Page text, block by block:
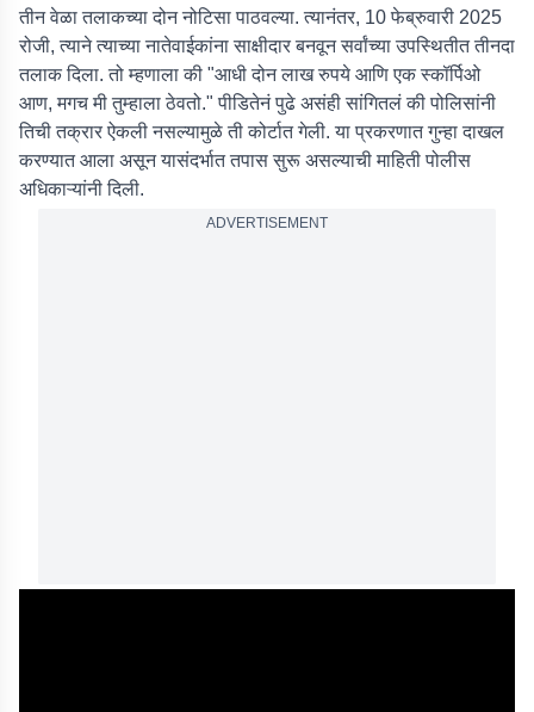
तीन वेळा तलाकच्या दोन नोटिसा पाठवल्या. त्यानंतर, 10 फेब्रुवारी 2025
रोजी, त्याने त्याच्या नातेवाईकांना साक्षीदार बनवून सर्वांच्या उपस्थितीत तीनदा
तलाक दिला. तो म्हणाला की "आधी दोन लाख रुपये आणि एक स्कॉर्पिओ
आण, मगच मी तुम्हाला ठेवतो." पीडितेनं पुढे असंही सांगितलं की पोलिसांनी
तिची तक्रार ऐकली नसल्यामुळे ती कोर्टात गेली. या प्रकरणात गुन्हा दाखल
करण्यात आला असून यासंदर्भात तपास सुरू असल्याची माहिती पोलीस
अधिकाऱ्यांनी दिली.
ADVERTISEMENT